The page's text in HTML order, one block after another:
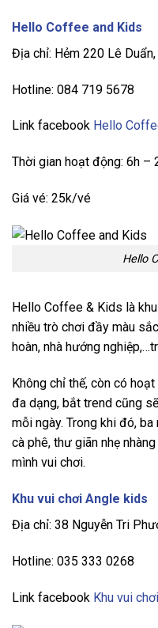
Hello Coffee and Kids
Địa chỉ: Hẻm 220 Lê
Hotline: 084 719 5678
Link facebook Hello
Thời gian hoạt động: 6h –
Giá vé: 25k/vé
Hello
Hello Coffee & Kids là
nhiều trò chơi đầy màu
hoàn, nhà hướng
Không chỉ thế, còn có
đa dạng, bắt trend cũng
mỗi ngày. Trong khi đó,
cà phê, thư giãn nhẹ
mình vui chơi.
Khu vui chơi Angle kids
Địa chỉ: 38 Nguyễn Tri
Hotline: 035 333 0268
Link facebook Khu vui